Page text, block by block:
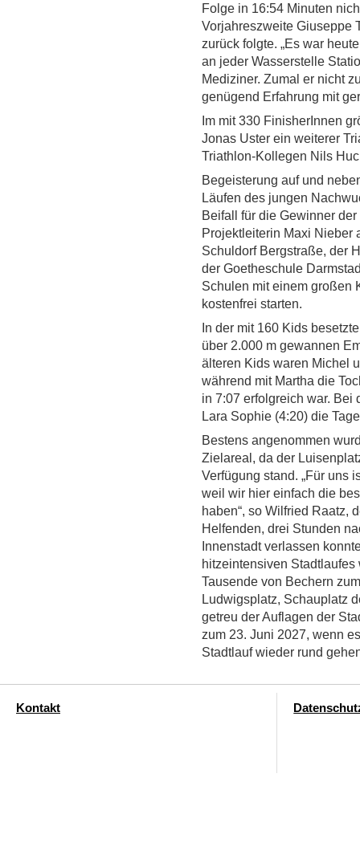
Folge in 16:54 Minuten
Vorjahreszweite Giuseppe
zurück folgte. „Es war
an jeder Wasserstelle
Mediziner. Zumal er nicht
genügend Erfahrung mit
Im mit 330 FinisherInnen
Jonas Uster ein weiterer
Triathlon-Kollegen Nils
Begeisterung auf und
Läufen des jungen
Beifall für die Gewinner
Projektleiterin Maxi Nieber
Schuldorf Bergstraße, der
der Goetheschule
Schulen mit einem großen
kostenfrei starten.
In der mit 160 Kids
über 2.000 m gewannen
älteren Kids waren Michel
während mit Martha die
in 7:07 erfolgreich war. Bei
Lara Sophie (4:20) die
Bestens angenommen
Zielareal, da der
Verfügung stand. „Für uns
weil wir hier einfach die
haben“, so Wilfried Raatz,
Helfenden, drei Stunden
Innenstadt verlassen
hitzeintensiven
Tausende von Bechern
Ludwigsplatz, Schauplatz
getreu der Auflagen der
zum 23. Juni 2027, wenn
Stadtlauf wieder rund
Kontakt